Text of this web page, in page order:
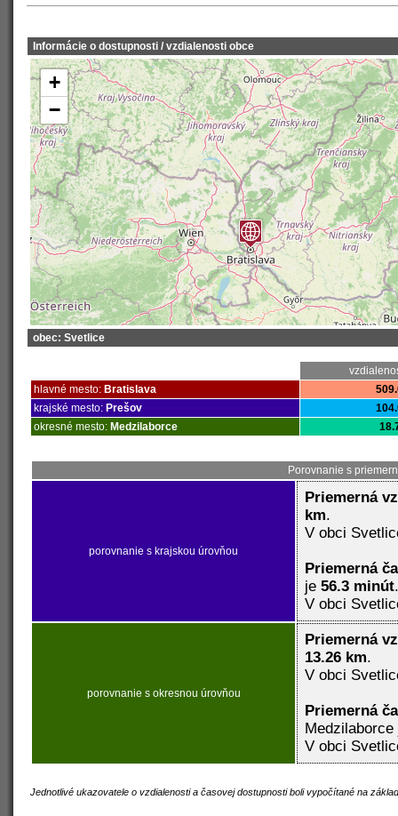
Informácie o dostupnosti / vzdialenosti obce
+
−
obec: Svetlice
hlavné mesto: Bratislava
krajské mesto: Prešov
okresné mesto: Medzilaborce
Porovnanie s
porovnanie s krajskou úrovňou
Priemerná
km.
V obci
Priemerná
je 56.3 minút.
V obci
porovnanie s okresnou úrovňou
Priemerná
13.26 km.
V obci
Priemerná
V obci
Jednotlivé ukazovatele o vzdialenosti a časovej dostupnosti boli vypočítané na